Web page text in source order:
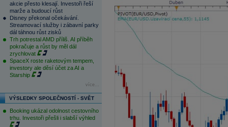
akcie přesto klesají. Investoři řeší
marže a budoucí růst
Disney překonal očekávání.
Streamovací služby i zábavní parky
dál táhnou růst zisků
Trh potrestal AMD příliš. AI příběh
pokračuje a růst by měl dál
zrychlovat
SpaceX roste raketovým tempem,
investory ale děsí účet za AI a
Starship
více...
VÝSLEDKY SPOLEČNOSTÍ - SVĚT
Booking ukázal odolnost cestovního
trhu. Investoři přešli i slabší výhled